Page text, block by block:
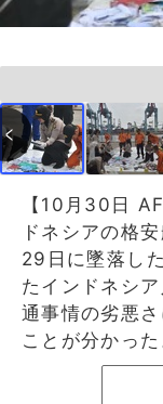
【10月30日
ドネシアの格
29日に墜落し
たインドネシ
通事情の劣悪
ことが分かった